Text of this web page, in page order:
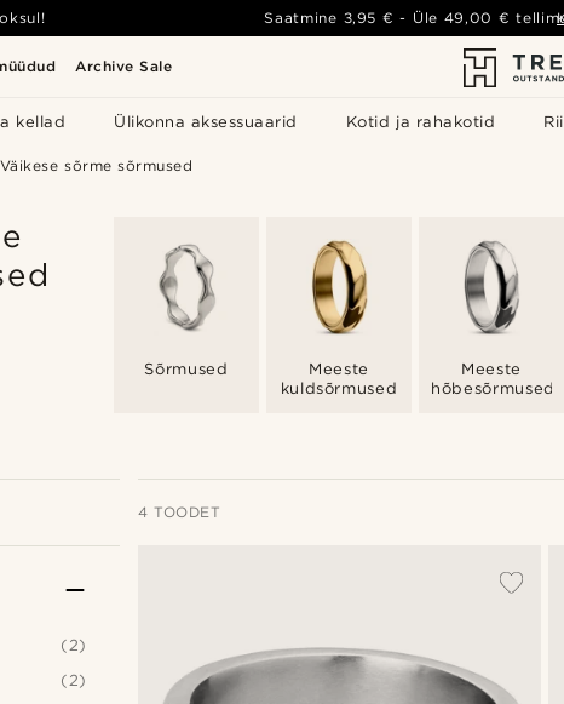
Archive Sale
kellad Ülikonna aksessuaarid Kotid ja rahakotid
Saatmine 3,95 € - Üle 49,00 €
Väikese sõrme sõrmused
Sõrmused
Meeste
kuldsõrmused
Meeste
hõbesõrmused
4 TOODET
(2)
(2)